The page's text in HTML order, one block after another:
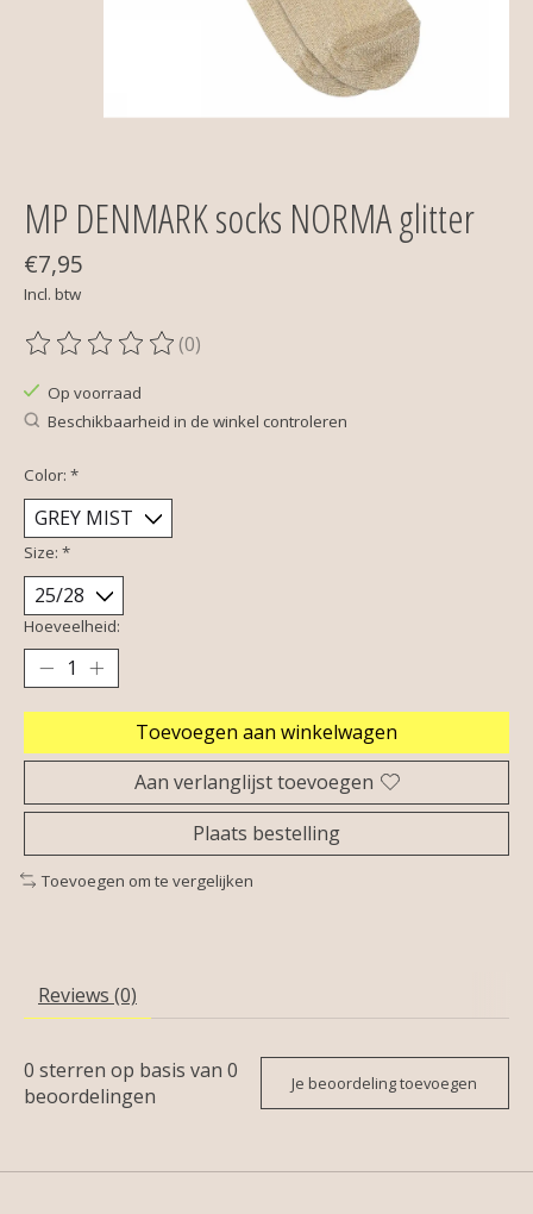
MP DENMARK socks NORMA glitter
€7,95
Incl. btw
De beoordeling van dit product is
(0)
Op voorraad
Beschikbaarheid in de winkel controleren
Color: *
Size: *
Hoeveelheid:
Toevoegen aan winkelwagen
Aan verlanglijst toevoegen
Plaats bestelling
Toevoegen om te vergelijken
Reviews (0)
0 sterren op basis van 0
beoordelingen
Je beoordeling toevoegen